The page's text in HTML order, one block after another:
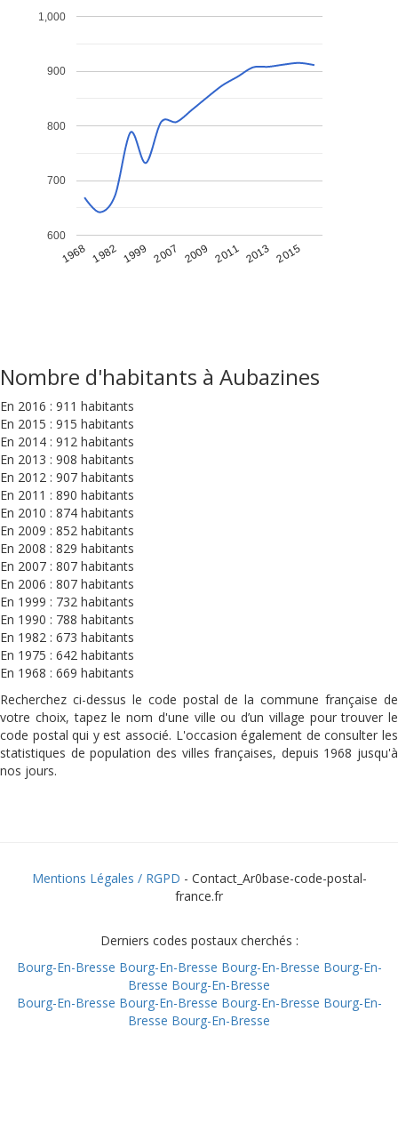
1968 1982 1999 2007 2009 2011 2013 2015
600
700
800
900
1,000
Nombre d'habitants à Aubazines
En 2016 : 911 habitants
En 2015 : 915 habitants
En 2014 : 912 habitants
En 2013 : 908 habitants
En 2012 : 907 habitants
En 2011 : 890 habitants
En 2010 : 874 habitants
En 2009 : 852 habitants
En 2008 : 829 habitants
En 2007 : 807 habitants
En 2006 : 807 habitants
En 1999 : 732 habitants
En 1990 : 788 habitants
En 1982 : 673 habitants
En 1975 : 642 habitants
En 1968 : 669 habitants
Recherchez ci-dessus le code postal de la commune française de
votre choix, tapez le nom d'une ville ou d’un village pour trouver le
code postal qui y est associé. L'occasion également de consulter les
statistiques de population des villes françaises, depuis 1968 jusqu'à
nos jours.
Mentions Légales / RGPD - Contact_Ar0base-code-postal-
france.fr
Derniers codes postaux cherchés :
Bourg-En-Bresse Bourg-En-Bresse Bourg-En-Bresse Bourg-En-
Bresse Bourg-En-Bresse
Bourg-En-Bresse Bourg-En-Bresse Bourg-En-Bresse Bourg-En-
Bresse Bourg-En-Bresse